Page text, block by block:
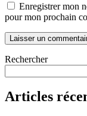
Enregistrer mon
pour mon prochain
Rechercher
Articles